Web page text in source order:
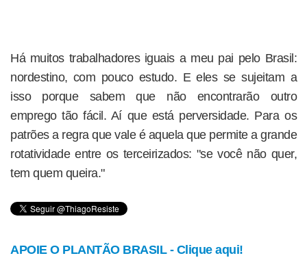
Há muitos trabalhadores iguais a meu pai pelo Brasil:
nordestino, com pouco estudo. E eles se sujeitam a
isso porque sabem que não encontrarão outro
emprego tão fácil. Aí que está perversidade. Para os
patrões a regra que vale é aquela que permite a grande
rotatividade entre os terceirizados: "se você não quer,
tem quem queira."
APOIE O PLANTÃO BRASIL - Clique aqui!